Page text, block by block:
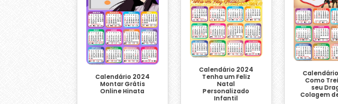
Calendário 2024
Montar Grátis
Online Hinata
Calendário 2024
Tenha um Feliz
Natal
Personalizado
Infantil
Como
seu
Colagem